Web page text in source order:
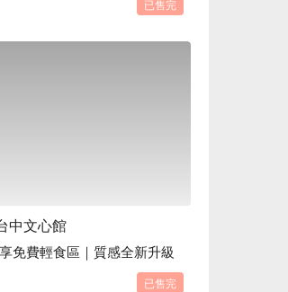
已售完
中文心館
免費輕食區｜質感全新升級
已售完